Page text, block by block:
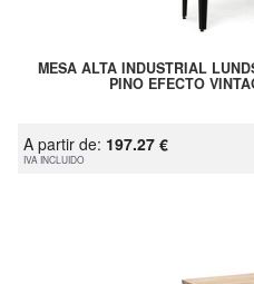
MESA ALTA INDUSTRIAL
PINO EFECTO
A partir de: 197.27 €
IVA INCLUIDO